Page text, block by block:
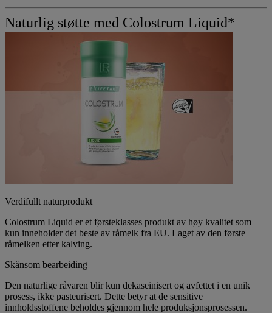
Naturlig støtte med Colostrum Liquid*
Verdifullt naturprodukt
Colostrum Liquid er et førsteklasses produkt av høy kvalitet som
kun inneholder det beste av råmelk fra EU. Laget av den første
råmelken etter kalving.
Skånsom bearbeiding
Den naturlige råvaren blir kun dekaseinisert og avfettet i en unik
prosess, ikke pasteurisert. Dette betyr at de sensitive
innholdsstoffene beholdes gjennom hele produksjonsprosessen.